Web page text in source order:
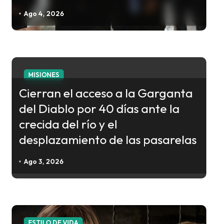
n
r
Ago 4, 2026
MISIONES
Cierran el acceso a la Garganta
del Diablo por 40 días ante la
crecida del río y el
desplazamiento de las pasarelas
Ago 3, 2026
ESTILO DE VIDA